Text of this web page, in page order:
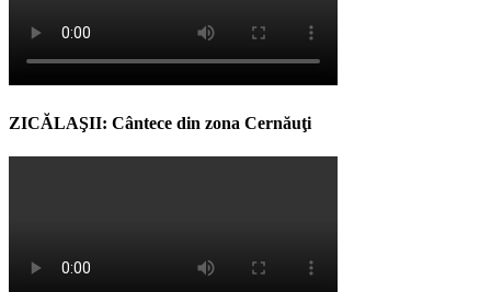
ZICĂLAŞII: Cântece din zona Cernăuţi